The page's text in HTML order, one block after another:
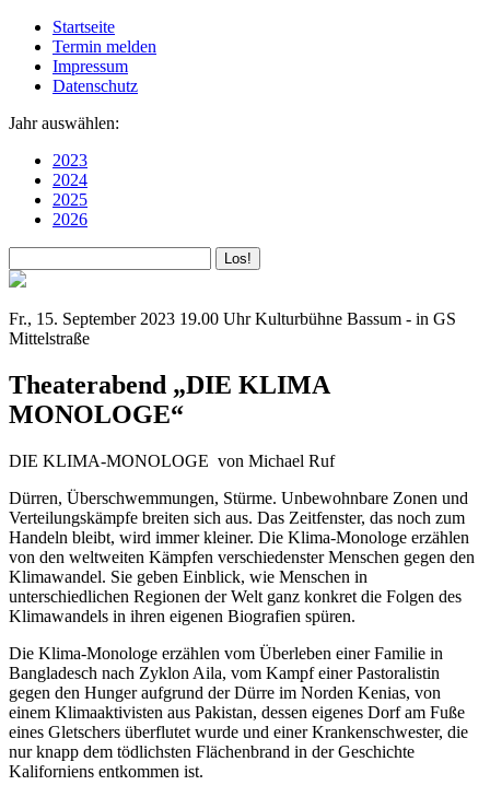
Startseite
Termin melden
Impressum
Datenschutz
Jahr auswählen:
2023
2024
2025
2026
Fr., 15. September 2023 19.00 Uhr Kulturbühne Bassum - in GS
Mittelstraße
Theaterabend „DIE KLIMA
MONOLOGE“
DIE KLIMA-MONOLOGE von Michael Ruf
Dürren, Überschwemmungen, Stürme. Unbewohnbare Zonen und
Verteilungskämpfe breiten sich aus. Das Zeitfenster, das noch zum
Handeln bleibt, wird immer kleiner. Die Klima-Monologe erzählen
von den weltweiten Kämpfen verschiedenster Menschen gegen den
Klimawandel. Sie geben Einblick, wie Menschen in
unterschiedlichen Regionen der Welt ganz konkret die Folgen des
Klimawandels in ihren eigenen Biografien spüren.
Die Klima-Monologe erzählen vom Überleben einer Familie in
Bangladesch nach Zyklon Aila, vom Kampf einer Pastoralistin
gegen den Hunger aufgrund der Dürre im Norden Kenias, von
einem Klimaaktivisten aus Pakistan, dessen eigenes Dorf am Fuße
eines Gletschers überflutet wurde und einer Krankenschwester, die
nur knapp dem tödlichsten Flächenbrand in der Geschichte
Kaliforniens entkommen ist.